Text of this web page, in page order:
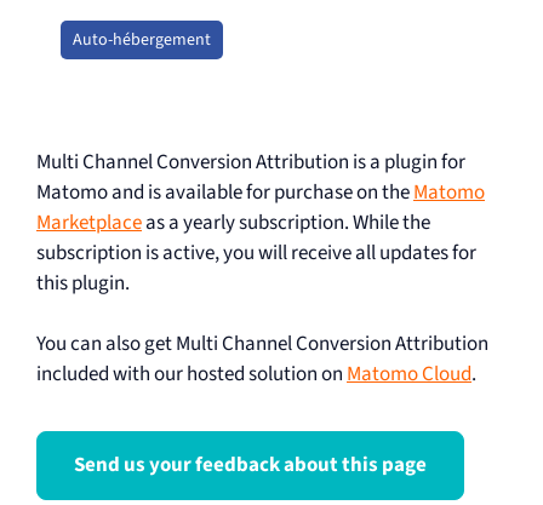
Auto-hébergement
Multi Channel Conversion Attribution is a plugin for
Matomo and is available for purchase on theMatomo
Marketplaceas a yearly subscription. While the
subscription is active, you will receive all updates for
this plugin.
You can also get Multi Channel Conversion Attribution
included with our hosted solution onMatomo Cloud.
Send us your feedback about this page